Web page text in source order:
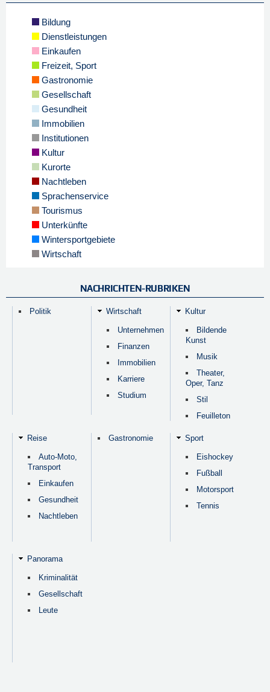
Bildung
Dienstleistungen
Einkaufen
Freizeit, Sport
Gastronomie
Gesellschaft
Gesundheit
Immobilien
Institutionen
Kultur
Kurorte
Nachtleben
Sprachenservice
Tourismus
Unterkünfte
Wintersportgebiete
Wirtschaft
NACHRICHTEN-RUBRIKEN
Politik Wirtschaft
Unternehmen
Finanzen
Immobilien
Karriere
Studium
Kultur
Bildende
Kunst
Musik
Theater,
Oper, Tanz
Stil
Feuilleton
Reise
Auto-Moto,
Transport
Einkaufen
Gesundheit
Nachtleben
Gastronomie Sport
Eishockey
Fußball
Motorsport
Tennis
Panorama
Kriminalität
Gesellschaft
Leute